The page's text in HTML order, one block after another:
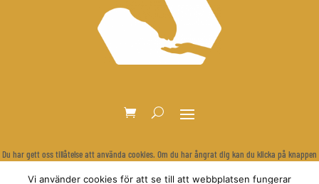
Du har gett oss tillåtelse att använda cookies. Om du har ångrat dig kan du klicka på knappen
Vi använder cookies för att se till att webbplatsen fungerar